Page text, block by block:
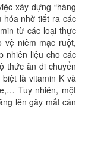
xây dựng “hàng
hóa nhờ tiết ra các
từ các loại thực
vệ niêm mạc ruột,
nhiên liệu cho các
thức ăn di chuyển
là vitamin K và
Tuy nhiên, một
lên gây mất cân